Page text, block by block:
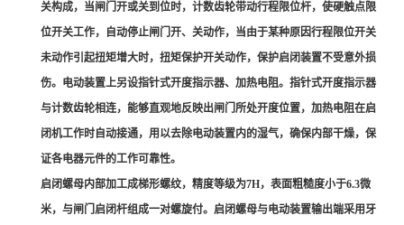
关构成，当闸门开或关到位时，计数齿轮带动行程限位杆，使硬触点限
位开关工作，自动停止闸门开、关动作，当由于某种原因行程限位开关
未动作引起扭矩增大时，扭矩保护开关动作，保护启闭装置不受意外损
伤。电动装置上另设指针式开度指示器、加热电阻。指针式开度指示器
与计数齿轮相连，能够直观地反映出闸门所处开度位置，加热电阻在启
闭机工作时自动接通，用以去除电动装置内的湿气，确保内部干燥，保
证各电器元件的工作可靠性。
启闭螺母内部加工成梯形螺纹，精度等级为7H，表面粗糙度小于6.3微
米，与闸门启闭杆组成一对螺旋付。启闭螺母与电动装置输出端采用牙